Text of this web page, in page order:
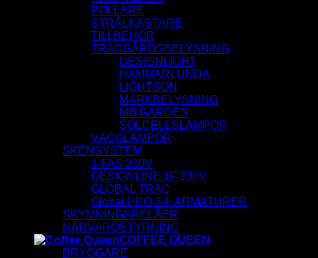
POLLARE
STRÅLKASTARE
TILLBEHÖR
TRÄDGÅRDSBELYSNING
DESIGNLIGHT
HAMMARLUNDA
LIGHTSON
MARKBELYSNING
MB GARDEN
SOLCELLSLAMPOR
VÄGGLAMPOR
SKENSYSTEM
1-FAS 230V
DESIGNLINE 1F 230V
GLOBAL TRAC
Global PRO 3-F ARMATURER
SKYMNINGSRELÄER
NÄRVAROSTYRNING
COFFEE QUEEN
BRYGGARE